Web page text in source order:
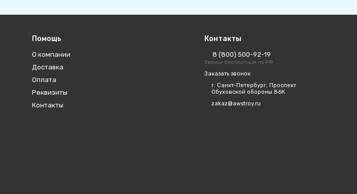
Помощь
О компании
Доставка
Оплата
Реквизиты
Контакты
Контакты
8 (800) 500-92-19
Звонок бесплатный по РФ
Заказать звонок
г. Санкт-Петербург, Проспект
Обуховской обороны 86К
zakaz@awstroy.ru